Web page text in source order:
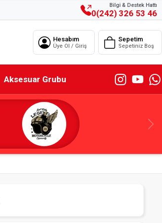
Bilgi & Destek Hattı
0(242) 326 53 46
Hesabım
Üye Ol / Giriş
Sepetim
Sepetiniz Boş
Aksesuar Grubu